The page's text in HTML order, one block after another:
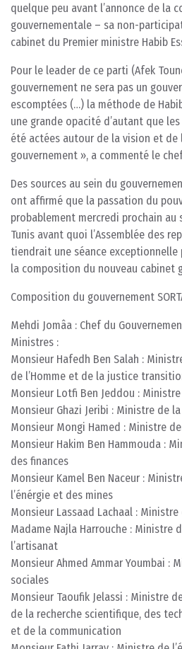
quelque peu avant l’annonce de la
gouvernementale – sa non-
cabinet du Premier ministre Habib
Pour le leader de ce parti (Afek
gouvernement ne sera pas un
escomptées (…) la méthode de
une grande opacité d’autant que
été actées autour de la vision et de
gouvernement », a commenté le
Des sources au sein du
ont affirmé que la passation du
probablement mercredi prochain au
Tunis avant quoi l’Assemblée des
tiendrait une séance
la composition du nouveau cabinet
Composition du gouvernement
Mehdi Jomâa : Chef du
Ministres :
Monsieur Hafedh Ben Salah :
de l’Homme et de la justice
Monsieur Lotfi Ben Jeddou :
Monsieur Ghazi Jeribi : Ministre de
Monsieur Mongi Hamed : Ministre
Monsieur Hakim Ben Hammouda :
des finances
Monsieur Kamel Ben Naceur :
l’énérgie et des mines
Monsieur Lassaad Lachaal :
Madame Najla Harrouche : Ministre
l’artisanat
Monsieur Ahmed Ammar Youmbai :
sociales
Monsieur Taoufik Jelassi : Ministre
de la recherche scientifique, des
et de la communication